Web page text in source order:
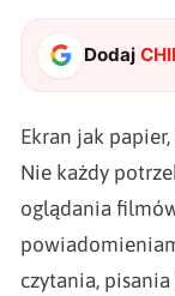
Dodaj
Ekran jak
Nie każdy
oglądania
czytania,